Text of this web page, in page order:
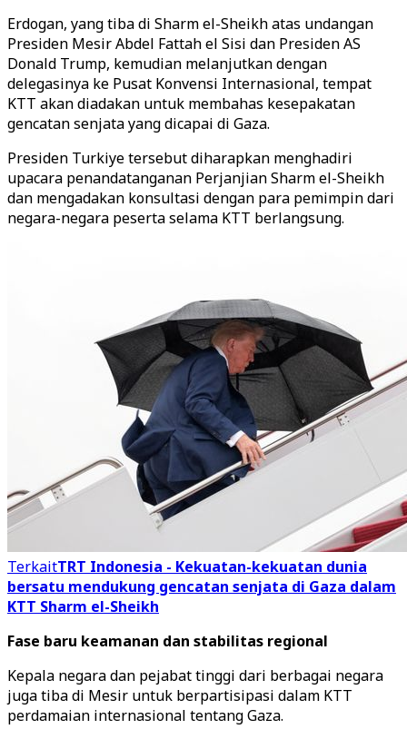
Erdogan, yang tiba di Sharm el-Sheikh atas undangan
Presiden Mesir Abdel Fattah el Sisi dan Presiden AS
Donald Trump, kemudian melanjutkan dengan
delegasinya ke Pusat Konvensi Internasional, tempat
KTT akan diadakan untuk membahas kesepakatan
gencatan senjata yang dicapai di Gaza.
Presiden Turkiye tersebut diharapkan menghadiri
upacara penandatanganan Perjanjian Sharm el-Sheikh
dan mengadakan konsultasi dengan para pemimpin dari
negara-negara peserta selama KTT berlangsung.
TerkaitTRT Indonesia - Kekuatan-kekuatan dunia
bersatu mendukung gencatan senjata di Gaza dalam
KTT Sharm el-Sheikh
Fase baru keamanan dan stabilitas regional
Kepala negara dan pejabat tinggi dari berbagai negara
juga tiba di Mesir untuk berpartisipasi dalam KTT
perdamaian internasional tentang Gaza.